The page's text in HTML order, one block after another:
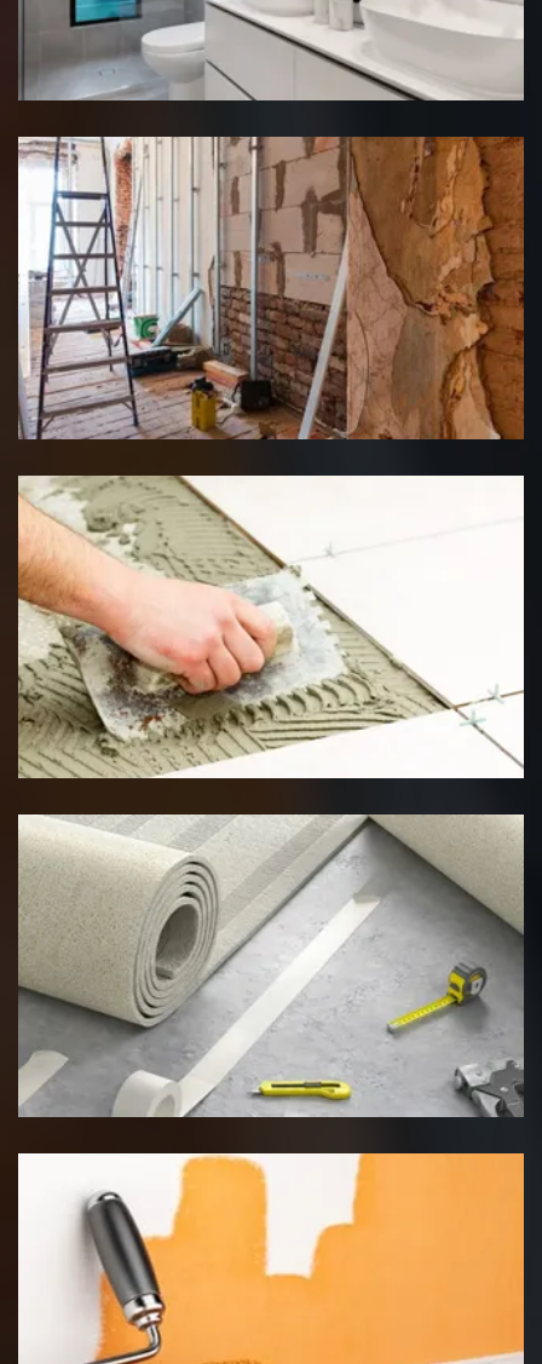
Rénovation salle de bain
Rénovation interieure
Pose de carrelage
Pose de moquette